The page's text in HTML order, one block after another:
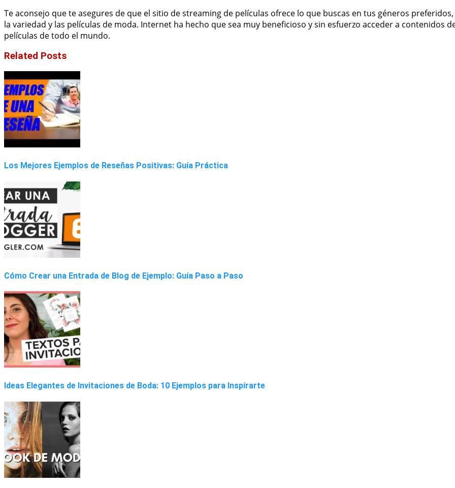
Te aconsejo que te asegures de que el sitio de streaming de películas ofrece lo que buscas en tus géneros preferidos,
la variedad y las películas de moda. Internet ha hecho que sea muy beneficioso y sin esfuerzo acceder a contenidos
películas de todo el mundo.
Related Posts
Los Mejores Ejemplos de Reseñas Positivas: Guía Práctica
Cómo Crear una Entrada de Blog de Ejemplo: Guía Paso a Paso
Ideas Elegantes de Invitaciones de Boda: 10 Ejemplos para Inspirarte